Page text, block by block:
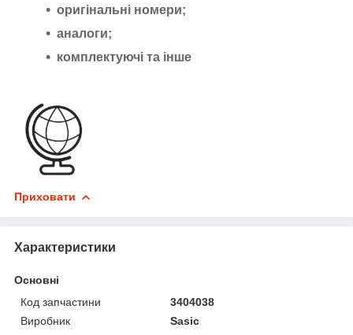
оригінальні номери;
аналоги;
комплектуючі та інше
Приховати
Характеристики
Основні
Код запчастини
3404038
Виробник
Sasic